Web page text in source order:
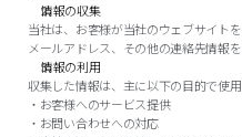
情報の収集
当社は、お客様が当社のウェブサイト
メールアドレス、その他の連絡先情報
情報の利用
収集した情報は、主に以下の目的で使用
・お客様へのサービス提供
・お問い合わせへの対応